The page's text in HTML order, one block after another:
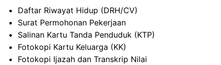
Daftar Riwayat Hidup (DRH/CV)
Surat Permohonan Pekerjaan
Salinan Kartu Tanda Penduduk (KTP)
Fotokopi Kartu Keluarga (KK)
Fotokopi Ijazah dan Transkrip Nilai